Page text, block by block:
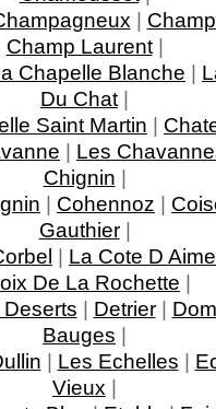
|
Champ Laurent|
Chapelle Blanche |
Du Chat |
Saint Martin |
| Les
Chignin |
| Cohennoz |
Gauthier|
| La Cote D Aime
De La Rochette |
| Detrier|
Bauges |
| Les Echelles |
Vieux |